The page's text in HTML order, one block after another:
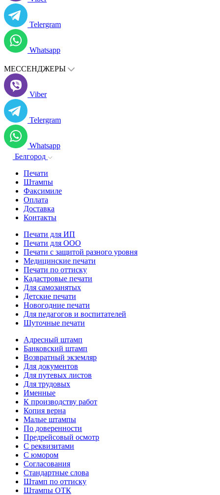
Telergram
Whatsapp
МЕССЕНДЖЕРЫ
Viber
Telergram
Whatsapp
Белгород
Печати
Штампы
Факсимиле
Оплата
Доставка
Контакты
Печати для ИП
Печати для ООО
Печати с защитой разного уровня
Медицинские печати
Печати по оттиску
Кадастровые печати
Для самозанятых
Детские печати
Новогодние печати
Для педагогов и воспитателей
Шуточные печати
Адресный штамп
Банковский штамп
Возвратный экземляр
Для документов
Для путевых листов
Для трудовых
Именные
К производству работ
Копия верна
Малые штампы
По доверенности
Предрейсовый осмотр
С реквизитами
С юмором
Согласования
Стандартные слова
Штамп по оттиску
Штампы ОТК